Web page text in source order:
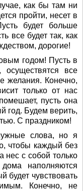
как бы там ни
пройти, несет в
будет больше
все будет так, как
дорогие!
годом! Пусть в
все
желания. Конечно,
только от нас
пусть она
год. Будем верить,
С праздником!
слова, но я
чтобы каждый без
нес с собой только
наполняются
будет чувствовать
Конечно, не